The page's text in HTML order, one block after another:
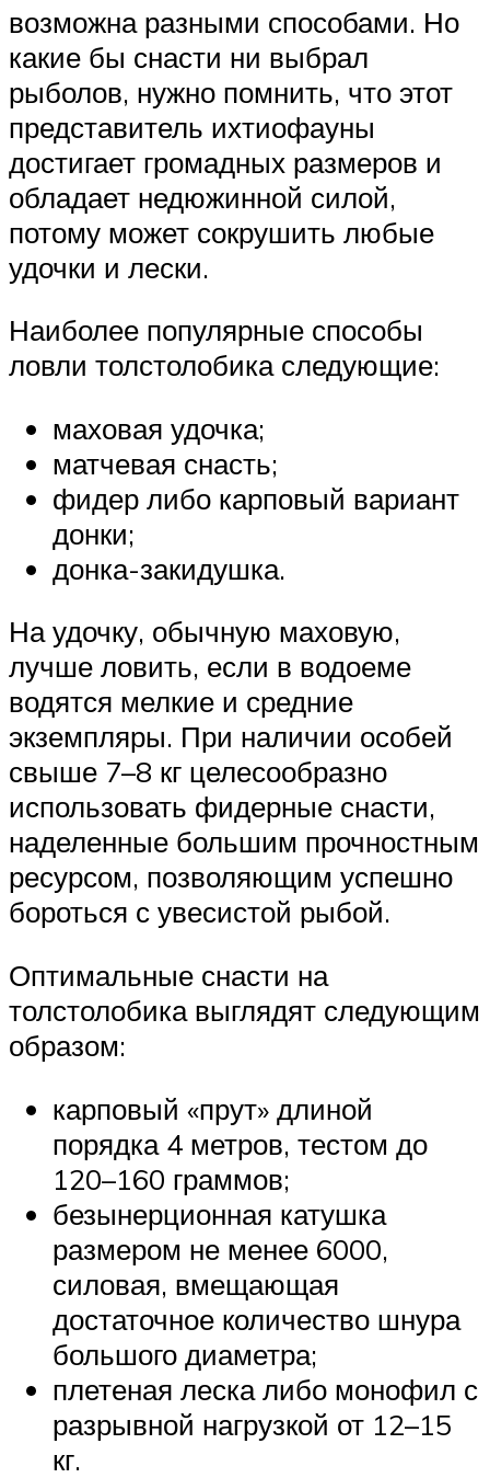
возможна разными способами. Но
какие бы снасти ни выбрал
рыболов, нужно помнить, что этот
представитель ихтиофауны
достигает громадных размеров и
обладает недюжинной силой,
потому может сокрушить любые
удочки и лески.
Наиболее популярные способы
ловли толстолобика следующие:
маховая удочка;
матчевая снасть;
фидер либо карповый вариант
донки;
донка-закидушка.
На удочку, обычную маховую,
лучше ловить, если в водоеме
водятся мелкие и средние
экземпляры. При наличии особей
свыше 7–8 кг целесообразно
использовать фидерные снасти,
наделенные большим прочностным
ресурсом, позволяющим успешно
бороться с увесистой рыбой.
Оптимальные снасти на
толстолобика выглядят следующим
образом:
карповый «прут» длиной
порядка 4 метров, тестом до
120–160 граммов;
безынерционная катушка
размером не менее 6000,
силовая, вмещающая
достаточное количество шнура
большого диаметра;
плетеная леска либо монофил с
разрывной нагрузкой от 12–15
кг.